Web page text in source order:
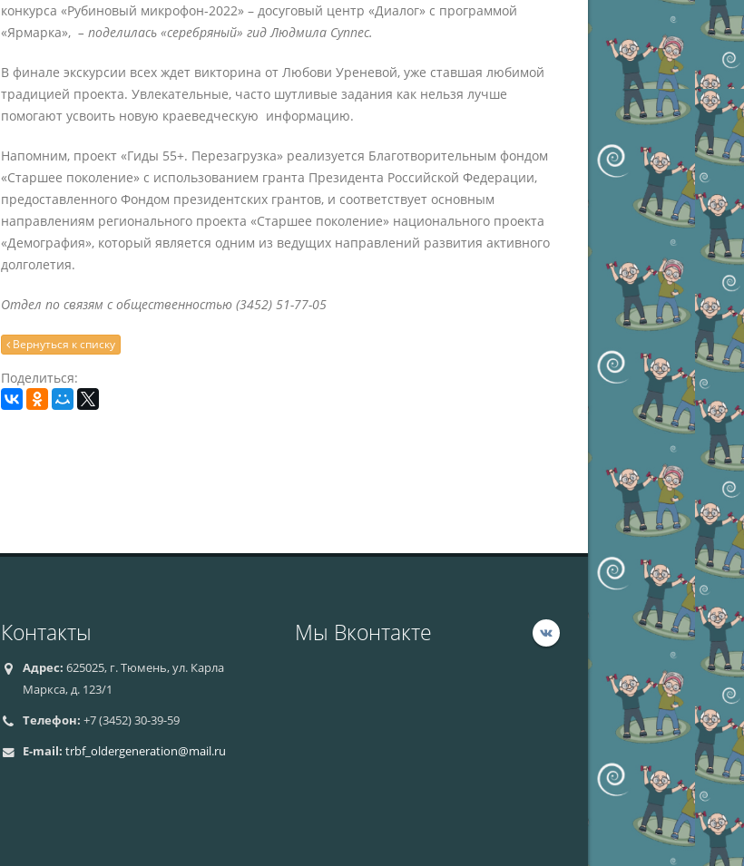
конкурса «Рубиновый микрофон-2022» – досуговый центр «Диалог» с программой
«Ярмарка», – поделилась «серебряный» гид Людмила Суппес.
В финале экскурсии всех ждет викторина от Любови Уреневой, уже ставшая любимой
традицией проекта. Увлекательные, часто шутливые задания как нельзя лучше
помогают усвоить новую краеведческую информацию.
Напомним, проект «Гиды 55+. Перезагрузка» реализуется Благотворительным фондом
«Старшее поколение» с использованием гранта Президента Российской Федерации,
предоставленного Фондом президентских грантов, и соответствует основным
направлениям регионального проекта «Старшее поколение» национального проекта
«Демография», который является одним из ведущих направлений развития активного
долголетия.
Отдел по связям с общественностью (3452) 51-77-05
Вернуться к списку
Поделиться:
Контакты
Адрес: 625025, г. Тюмень, ул. Карла
Маркса, д. 123/1
Телефон: +7 (3452) 30-39-59
E-mail: trbf_oldergeneration@mail.ru
Мы Вконтакте